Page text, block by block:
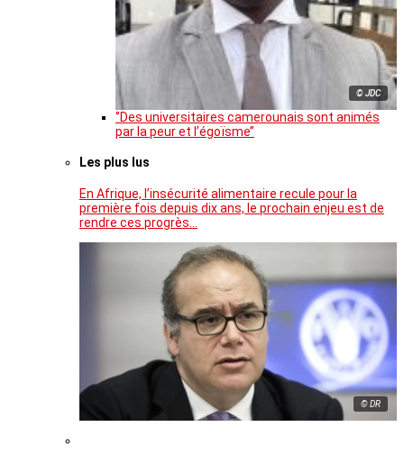
© JDC
‘’Des universitaires camerounais sont animés
par la peur et l’égoïsme’’
Les plus lus
En Afrique, l’insécurité alimentaire recule pour la
première fois depuis dix ans, le prochain enjeu est de
rendre ces progrès…
© DR